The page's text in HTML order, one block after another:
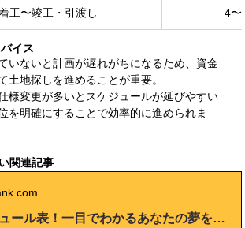
工〜竣工・引渡し 4〜
イス
いないと計画が遅れがちになるため、資金
土地探しを進めることが重要。
様変更が多いとスケジュールが延びやすい
を明確にすることで効率的に進められま
関連記事
家づくりスケジュール表！一目でわかるあなたの夢を実現する方法